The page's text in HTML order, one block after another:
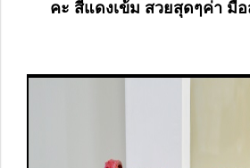
คะ สีแดงเข้ม สวยสุดๆค่า มื